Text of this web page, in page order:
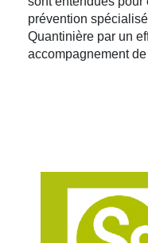
prévention
Quantinière par un
accompagnement de